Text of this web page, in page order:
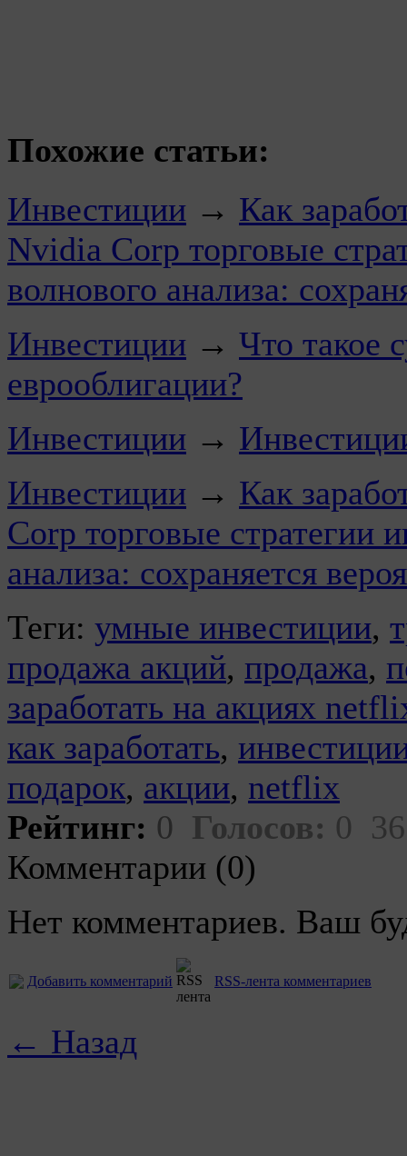
Похожие статьи:
Инвестиции → Как
Nvidia Corp торговые
волнового анализа:
Инвестиции → Что такое
еврооблигации?
Инвестиции →
Инвестиции → Как
Corp торговые стратегии
анализа: сохраняется
Теги: умные инвестиции,
продажа акций, продажа,
заработать на акциях
как заработать,
подарок, акции, netflix
Рейтинг: 0 Голосов: 0
Комментарии (0)
Нет комментариев. Ваш
Добавить комментарий RSS-лента комментариев
← Назад